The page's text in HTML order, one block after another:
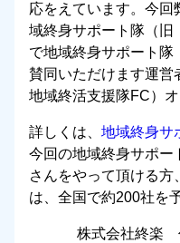
応をえています。今
域終身サポート隊（旧
で地域終身サポート
賛同いただけます運営
地域終活支援隊FC）
詳しくは、 地域終身サ
今回の地域終身サポー
さんをやって頂ける
は、全国で約200社を
株式会社終楽